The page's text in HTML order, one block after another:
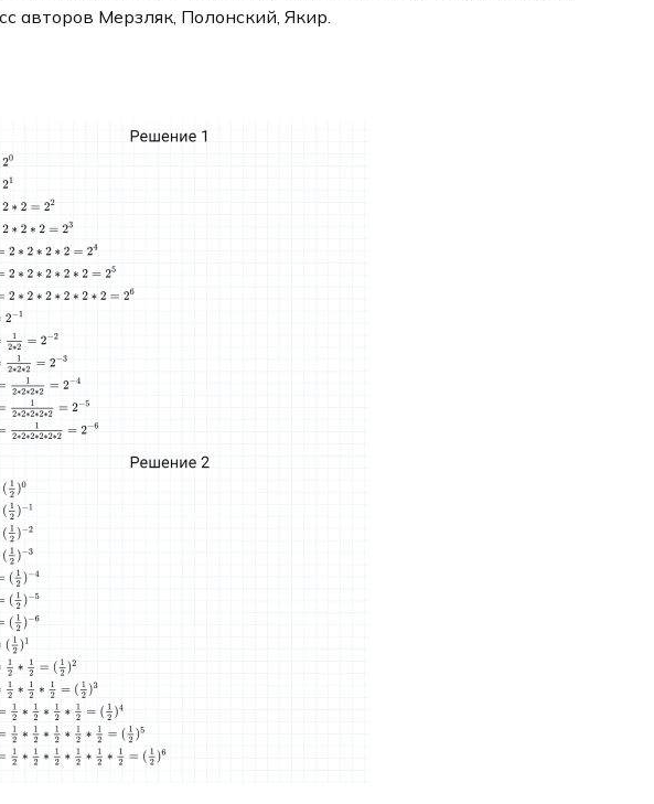
авторов Мерзляк, Полонский, Якир.